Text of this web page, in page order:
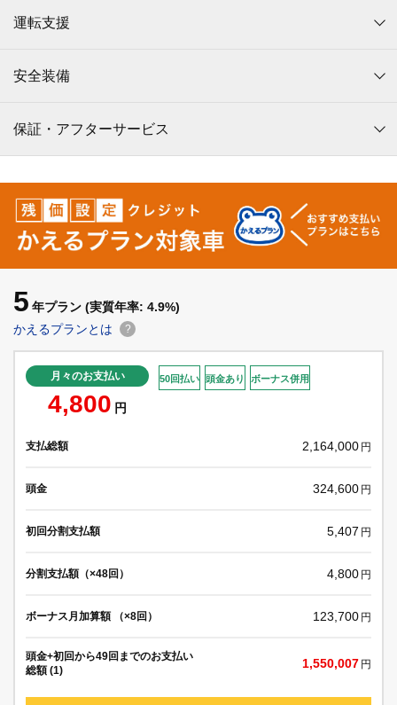
運転支援
安全装備
保証・アフターサービス
5 年プラン (実質年率: 4.9%)
かえるプランとは
?
月々のお支払い
4,800 円
50回払い 頭金あり ボーナス併用
支払総額 2,164,000 円
頭金 324,600 円
初回分割支払額 5,407 円
分割支払額（×48回） 4,800 円
ボーナス月加算額 （×8回） 123,700 円
頭金+初回から49回までのお支払い
総額 (1)
1,550,007 円